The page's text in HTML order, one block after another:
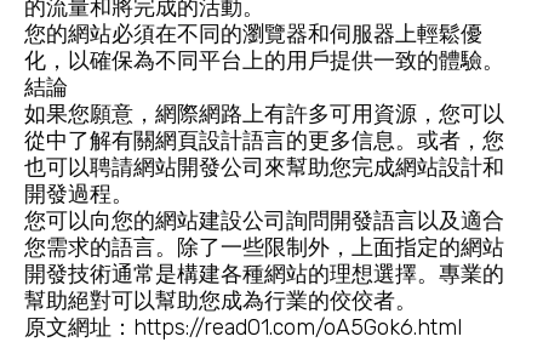
的流量和將完成的活動。
您的網站必須在不同的瀏覽器和伺服器上輕鬆優
化，以確保為不同平台上的用戶提供一致的體驗。
結論
如果您願意，網際網路上有許多可用資源，您可以
從中了解有關網頁設計語言的更多信息。或者，您
也可以聘請網站開發公司來幫助您完成網站設計和
開發過程。
您可以向您的網站建設公司詢問開發語言以及適合
您需求的語言。除了一些限制外，上面指定的網站
開發技術通常是構建各種網站的理想選擇。專業的
幫助絕對可以幫助您成為行業的佼佼者。
原文網址： https://read01.com/oA5Gok6.html